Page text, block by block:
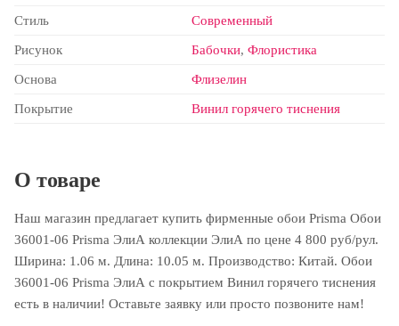
Стиль Современный
Рисунок Бабочки, Флористика
Основа Флизелин
Покрытие Винил горячего тиснения
О товаре
Наш магазин предлагает купить фирменные обои Prisma Обои
36001-06 Prisma ЭлиА коллекции ЭлиА по цене 4 800 руб/рул.
Ширина: 1.06 м. Длина: 10.05 м. Производство: Китай. Обои
36001-06 Prisma ЭлиА с покрытием Винил горячего тиснения
есть в наличии! Оставьте заявку или просто позвоните нам!